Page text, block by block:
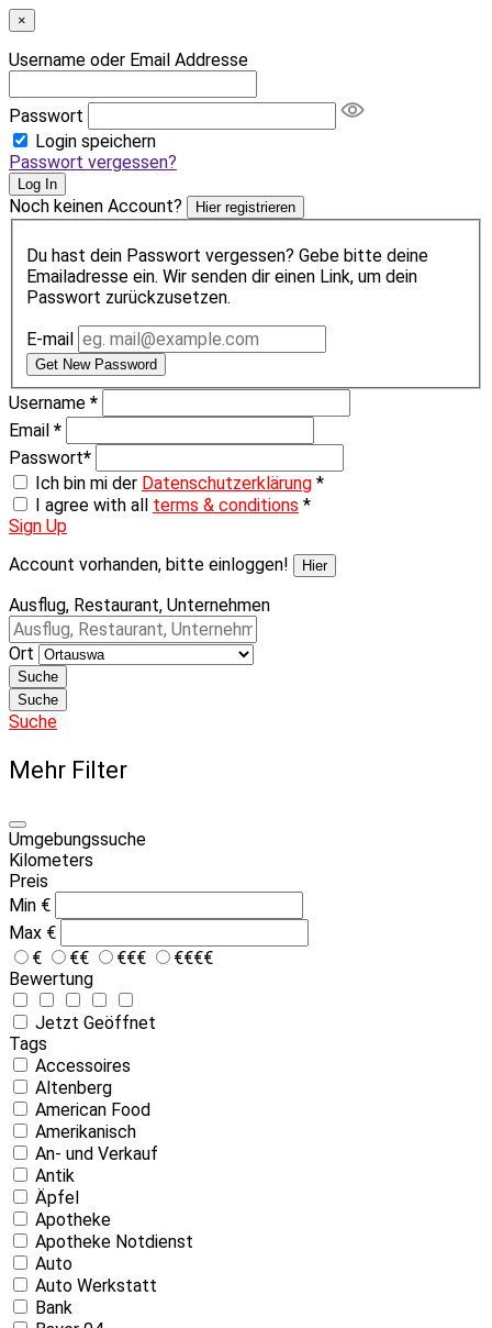
×
Username oder Email Addresse
Passwort
Login speichern
Passwort vergessen?
Log In
Noch keinen Account? Hier registrieren
Du hast dein Passwort vergessen? Gebe bitte deine
Emailadresse ein. Wir senden dir einen Link, um dein
Passwort zurückzusetzen.
E-mail
Get New Password
Username *
Email *
Passwort*
Ich bin mi der Datenschutzerklärung *
I agree with all terms & conditions *
Sign Up
Account vorhanden, bitte einloggen!
Hier
Ausflug, Restaurant, Unternehmen
Ort
Suche
Suche
Suche
Mehr Filter
Umgebungssuche
Kilometers
Preis
Min €
Max €
€
€€ €€€
€€€€
Bewertung
Jetzt Geöffnet
Tags
Accessoires
Altenberg
American Food
Amerikanisch
An- und Verkauf
Antik
Äpfel
Apotheke
Apotheke Notdienst
Auto
Auto Werkstatt
Bank